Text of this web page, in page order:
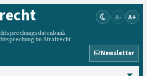
im Strafrecht
A- A+
Newsletter